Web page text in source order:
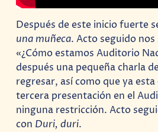
Después de este inicio fuerte
una muñeca. Acto seguido
«¿Cómo estamos Auditorio
después una pequeña charla
regresar, así como que ya
tercera presentación en el
ninguna restricción. Acto
con Duri, duri.